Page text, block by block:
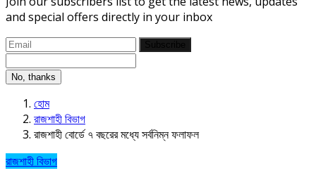
and special offers directly in your inbox
No, thanks
হোম
রাজশাহী বিভাগ
রাজশাহী বোর্ডে ৭ বছরের মধ্যে সর্বনিম্ন ফলাফল
রাজশাহী বিভাগ